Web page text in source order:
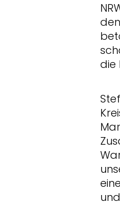
die